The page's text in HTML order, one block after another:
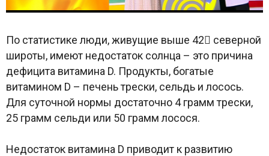
По статистике люди, живущие выше 42 северной
широты, имеют недостаток солнца – это причина
дефицита витамина D. Продукты, богатые
витамином D – печень трески, сельдь и лосось.
Для суточной нормы достаточно 4 грамм трески,
25 грамм сельди или 50 грамм лосося.
Недостаток витамина D приводит к развитию